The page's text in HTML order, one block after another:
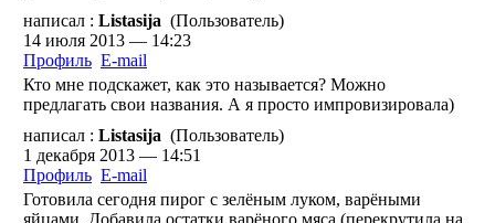
написал : Listasija (Пользователь)
14 июля 2013 — 14:23
Профиль E-mail
Кто мне подскажет, как это называется? Можно
предлагать свои названия. А я просто импровизировала)
написал : Listasija (Пользователь)
1 декабря 2013 — 14:51
Профиль E-mail
Готовила сегодня пирог с зелёным луком, варёными
яйцами. Добавила остатки варёного мяса (перекрутила на